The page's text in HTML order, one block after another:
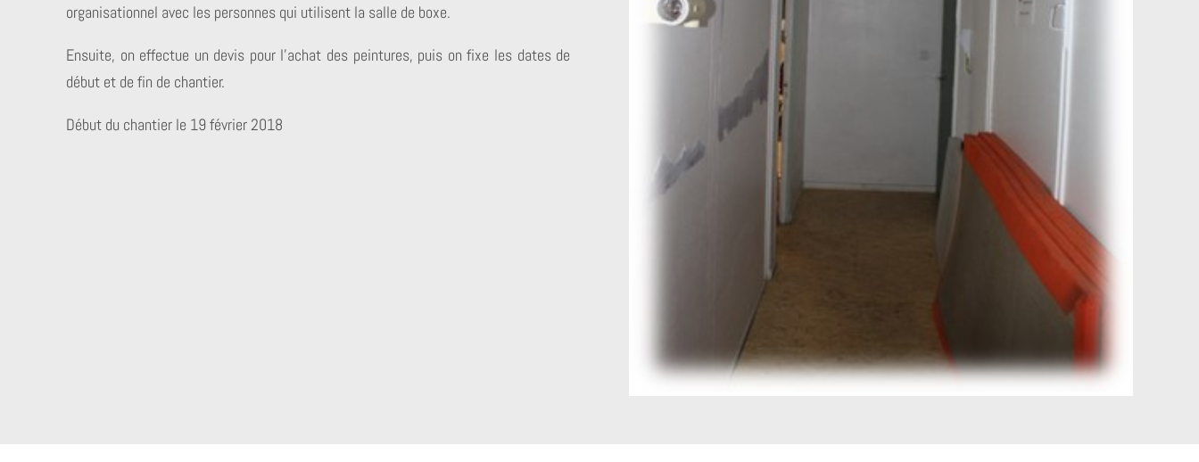
organisationnel avec les personnes qui utilisent la salle de boxe.
Ensuite, on effectue un devis pour l’achat des peintures, puis on fixe les dates de
début et de fin de chantier.
Début du chantier le 19 février 2018